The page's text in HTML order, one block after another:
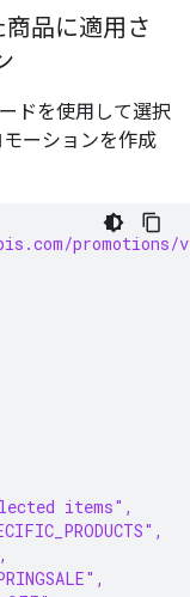
品に適用さ
ドを使用して選択
ーションを作成
promotions/
items",